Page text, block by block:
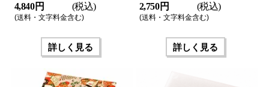
4,840 円 (税込)
(送料・文字料金含む)
詳しく見る
2,750 円 (税込)
(送料・文字料金含む)
詳しく見る